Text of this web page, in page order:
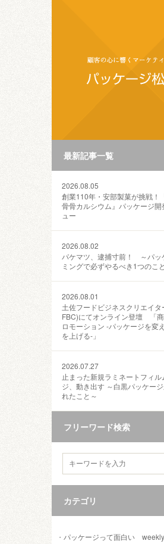
最新記事一覧
2026.08.05
創業110年・安部製菓が挑戦！
骨骨カルシウム』パッケージ開
ュー
2026.08.02
パケマツ、逮捕寸前！ ～パッ
ミングで必ずやるべき1つのこ
2026.08.01
土佐フードビジネスクリエイタ
FBC)にてオンライン登壇 「
ロモーション ‐パッケージを変
を上げる‐」
2026.07.27
止まった新規ラミネートフィル
ジ、動き出す ～白黒パッケー
れたこと～
フリーワード検索
カテゴリ
パッケージって面白い